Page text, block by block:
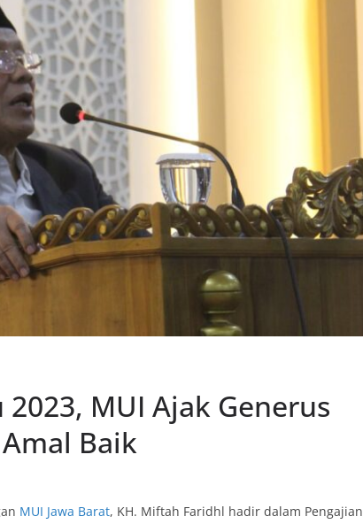
MUI Ajak Generus
Baik
MUI Jawa Barat, KH. Miftah Faridhl hadir dalam Pengajian